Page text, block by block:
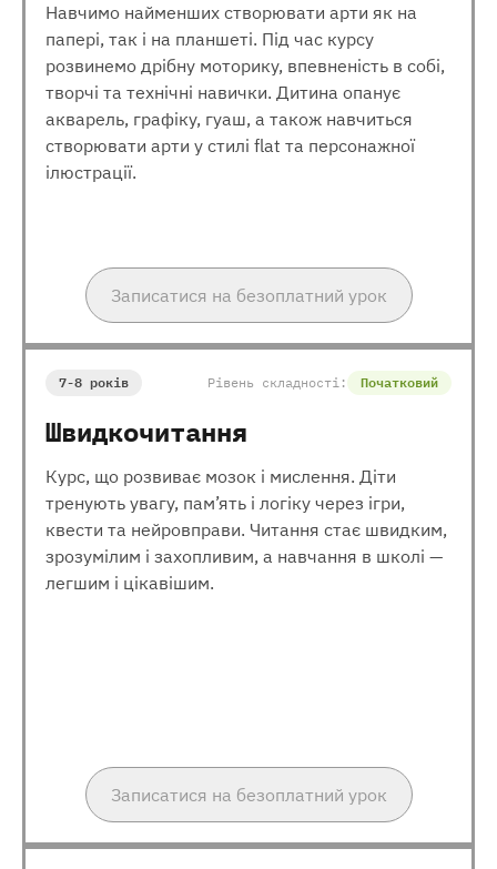
Навчимо найменших створювати арти як на
папері, так і на планшеті. Під час курсу
розвинемо дрібну моторику, впевненість в собі,
творчі та технічні навички. Дитина опанує
акварель, графіку, гуаш, а також навчиться
створювати арти у стилі flat та персонажної
ілюстрації.
Записатися на безоплатний урок
7-8 років Рівень складності: Початковий
Швидкочитання
Курс, що розвиває мозок і мислення. Діти
тренують увагу, пам’ять і логіку через ігри,
квести та нейровправи. Читання стає швидким,
зрозумілим і захопливим, а навчання в школі —
легшим і цікавішим.
Записатися на безоплатний урок